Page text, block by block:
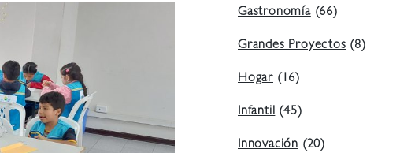
Gastronomía(66)
Grandes Proyectos(8)
Hogar (16)
Infantil(45)
Innovación (20)